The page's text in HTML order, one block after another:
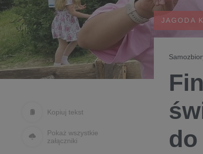
Kopiuj tekst
Pokaż wszystkie
załączniki
JAGODA